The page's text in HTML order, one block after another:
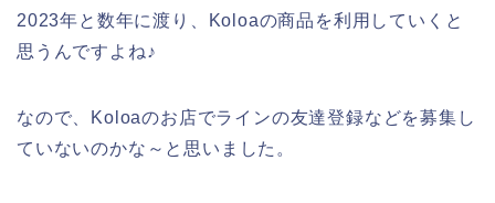
2023年と数年に渡り、Koloaの商品を利用していくと
思うんですよね♪
なので、Koloaのお店でラインの友達登録などを募集し
ていないのかな～と思いました。